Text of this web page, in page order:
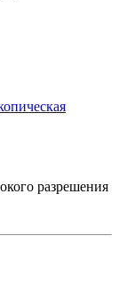
разрешения